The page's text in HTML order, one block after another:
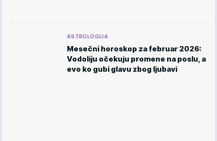
ASTROLOGIJA
Mesečni horoskop za februar 2026:
Vodoliju očekuju promene na poslu, a
evo ko gubi glavu zbog ljubavi